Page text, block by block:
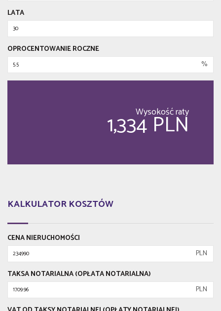
LATA
OPROCENTOWANIE ROCZNE
%
Wysokość raty
1,334 PLN
KALKULATOR KOSZTÓW
CENA NIERUCHOMOŚCI
PLN
TAKSA NOTARIALNA (OPŁATA NOTARIALNA)
PLN